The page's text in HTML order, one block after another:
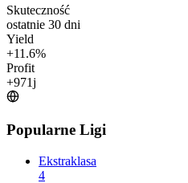
Skuteczność
ostatnie 30 dni
Yield
+11.6%
Profit
+971j
Popularne Ligi
Ekstraklasa
4